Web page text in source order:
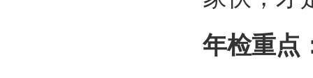
年检重点